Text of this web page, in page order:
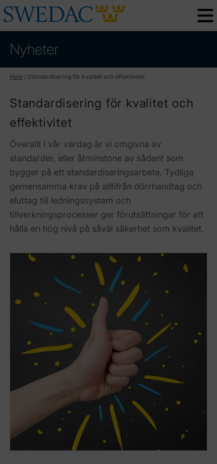
Nyheter
Hem / Standardisering för kvalitet och effektivitet
Standardisering för kvalitet och
effektivitet
Överallt i vår vardag är vi omgivna av
standarder, eller åtminstone av sådant som
bygger på ett standardiseringsarbete. Tydliga
gemensamma krav på alltifrån dörrhandtag och
eluttag till ledningssystem och
tillverkningsprocesser ger förutsättningar för att
hålla en hög nivå på såväl säkerhet som kvalitet.